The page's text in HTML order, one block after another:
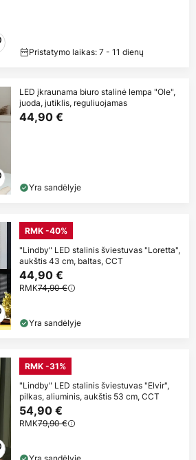
Pristatymo laikas: 7 - 11 dienų
LED įkraunama biuro stalinė lempa "Ole",
juoda, jutiklis, reguliuojamas
44,90 €
Yra sandėlyje
RMK -40%
"Lindby" LED stalinis šviestuvas "Loretta",
aukštis 43 cm, baltas, CCT
44,90 €
RMK74,90 €
Yra sandėlyje
RMK -31%
"Lindby" LED stalinis šviestuvas "Elvir",
pilkas, aliuminis, aukštis 53 cm, CCT
54,90 €
RMK79,90 €